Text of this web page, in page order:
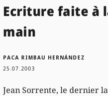
Ecriture faite à
main
PACA RIMBAU HERNÁNDEZ
25.07.2003
Jean Sorrente, le dernier